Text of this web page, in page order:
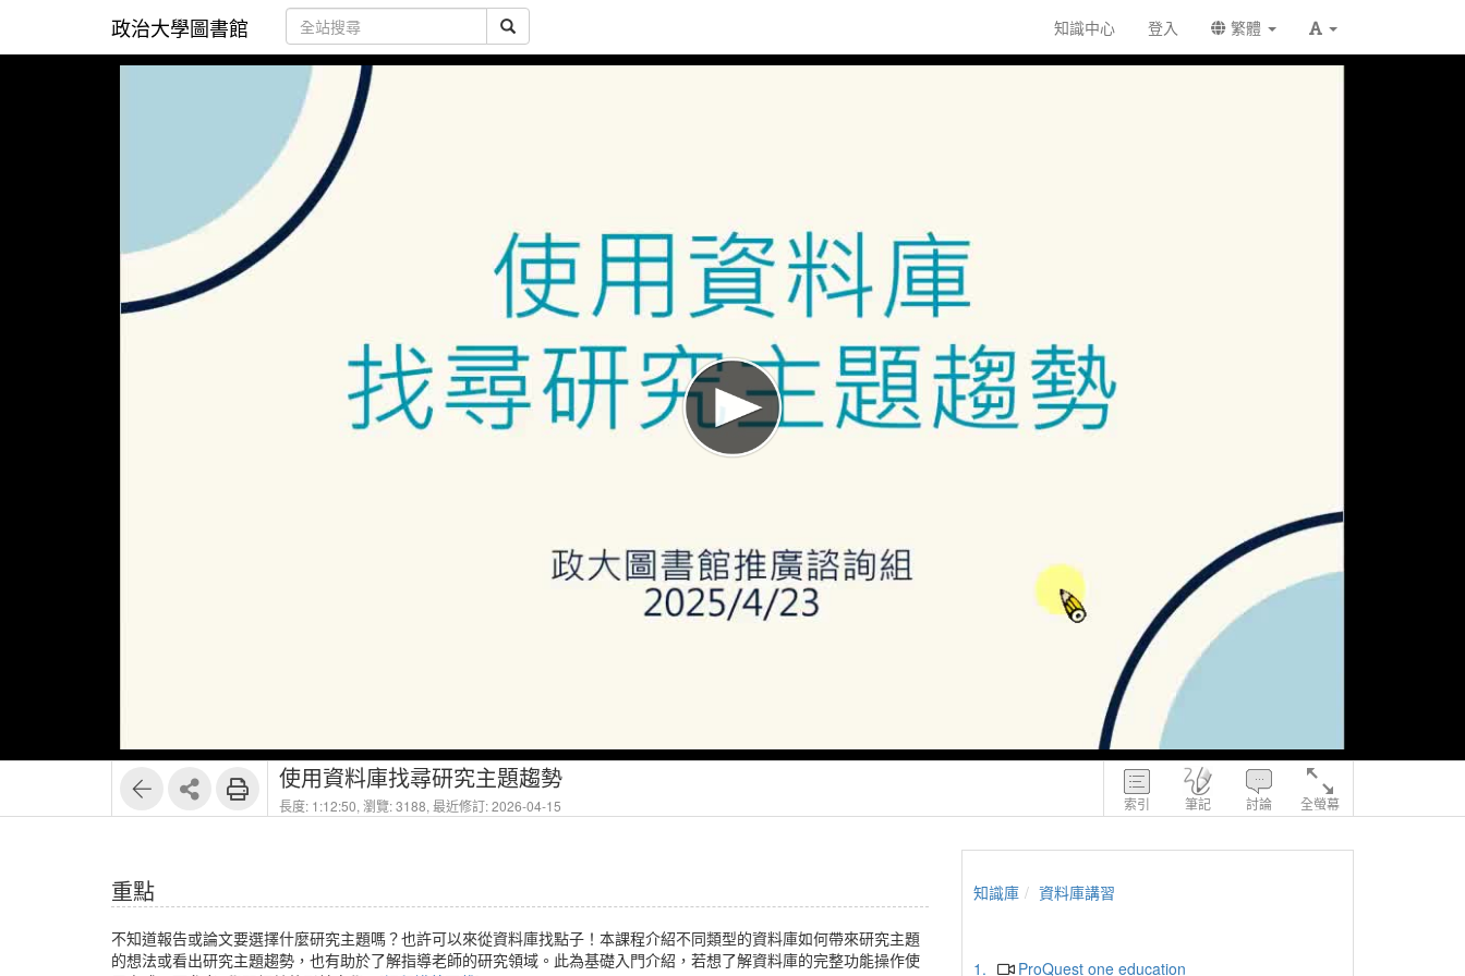
政治大學圖書館 知識中心 登入 繁體
索引 筆記 討論 全螢幕
使用資料庫找尋研究主題趨勢
長度: 1:12:50, 瀏覽: 3188, 最近修訂: 2026-04-15
重點
不知道報告或論文要選擇什麼研究主題嗎？也許可以來從資料庫找點子！本課程介紹不同類型的資料庫如何帶來研究主題
的想法或看出研究主題趨勢，也有助於了解指導老師的研究領域。此為基礎入門介紹，若想了解資料庫的完整功能操作使
知識庫 資料庫講習
1.
ProQuest one education